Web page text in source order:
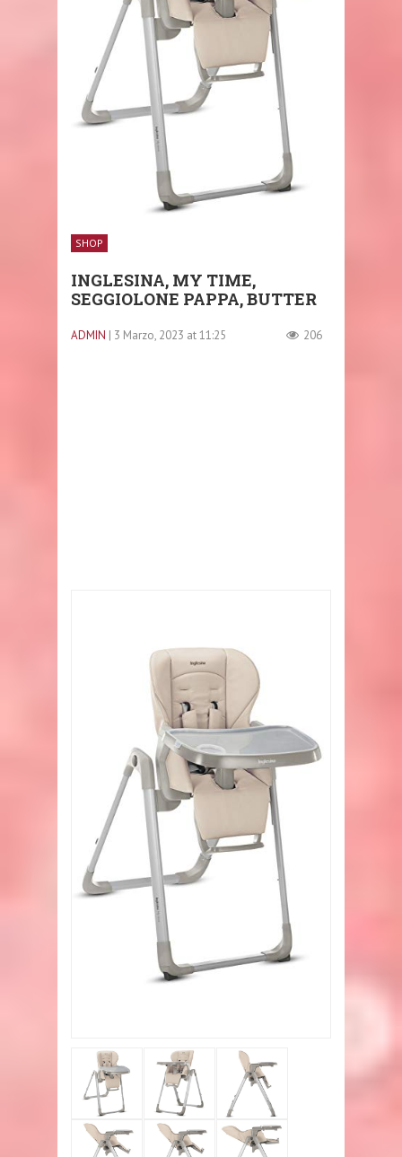
SHOP
INGLESINA, MY TIME,
SEGGIOLONE PAPPA, BUTTER
ADMIN | 3 Marzo, 2023 at 11:25 206